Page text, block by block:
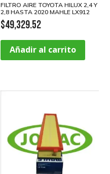
FILTRO AIRE TOYOTA HILUX 2,4 Y
2,8 HASTA 2020 MAHLE LX912
$49,329.52
Añadir al carrito